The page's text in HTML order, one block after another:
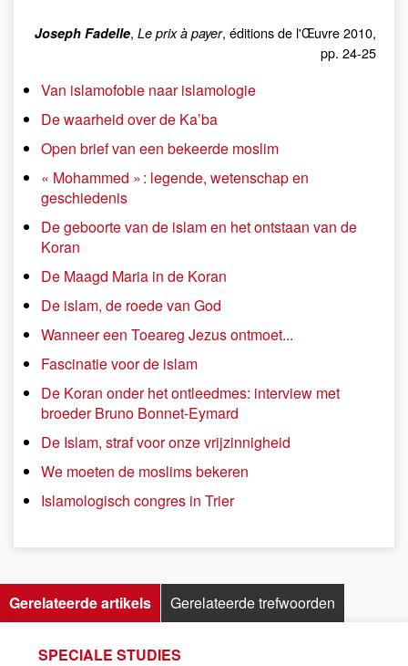
Joseph Fadelle, Le prix à payer, éditions de l'Œuvre 2010,
pp. 24-25
Van islamofobie naar islamologie
De waarheid over de Ka’ba
Open brief van een bekeerde moslim
« Mohammed » : legende, wetenschap en
geschiedenis
De geboorte van de islam en het ontstaan van de
Koran
De Maagd Maria in de Koran
De islam, de roede van God
Wanneer een Toeareg Jezus ontmoet...
Fascinatie voor de islam
De Koran onder het ontleedmes: interview met
broeder Bruno Bonnet-Eymard
De Islam, straf voor onze vrijzinnigheid
We moeten de moslims bekeren
Islamologisch congres in Trier
Gerelateerde artikels
SPECIALE STUDIES
Gerelateerde trefwoorden